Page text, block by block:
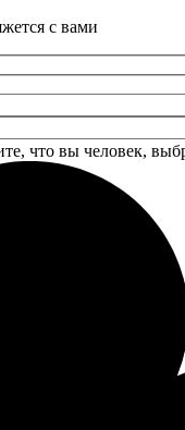
с вами
что вы человек,